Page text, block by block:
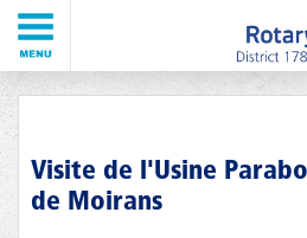
Visite de l'Usine
de Moirans